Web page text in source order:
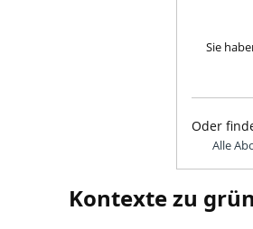
Sie
Oder
Alle
Kontexte zu